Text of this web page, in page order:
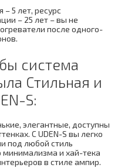
– 5 лет, ресурс
– 25 лет – вы не
после одного-
система
Стильная и
S:
элегантные, доступны
С UDEN-S вы легко
под любой стиль
минимализма и хай-тека
в стиле ампир.